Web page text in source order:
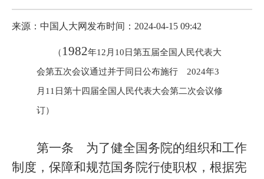
来源：中国人大网 发布时间：2024-04-15 09:42
（ 1982年12 月 10 日第五届全国人民代表大
会第五次会议通过并于同日公布施行 2024年3
月 11 日第十四届全国人民代表大会第二次会议修
订）
第一条 为了健全国务院的组织和工作
制度，保障和规范国务院行使职权，根据宪